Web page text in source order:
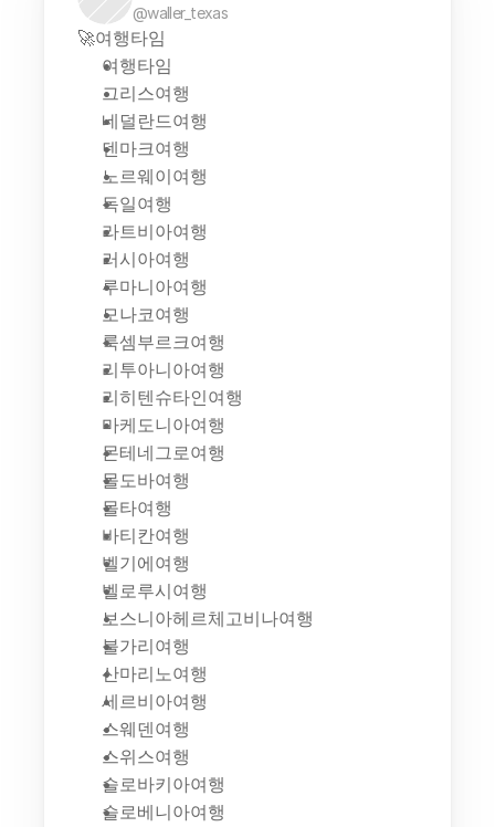
@waller_texas
🚀여행타임
여행타임
그리스여행
네덜란드여행
덴마크여행
노르웨이여행
독일여행
라트비아여행
러시아여행
루마니아여행
모나코여행
룩셈부르크여행
리투아니아여행
리히텐슈타인여행
마케도니아여행
몬테네그로여행
몰도바여행
몰타여행
바티칸여행
벨기에여행
벨로루시여행
보스니아헤르체고비나여행
불가리여행
산마리노여행
세르비아여행
스웨덴여행
스위스여행
슬로바키아여행
슬로베니아여행